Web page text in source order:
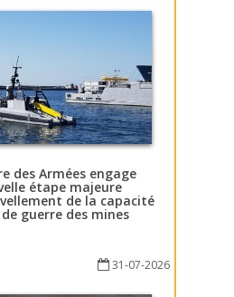
des Armées engage
étape majeure
de la capacité
guerre des mines
31-07-2026